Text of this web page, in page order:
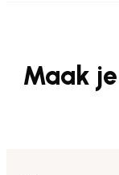
Maak